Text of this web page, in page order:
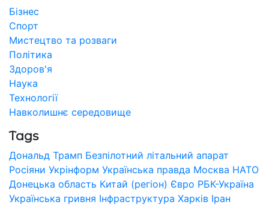
Бізнес
Спорт
Мистецтво та розваги
Політика
Здоров'я
Наука
Технології
Навколишнє середовище
Tags
Дональд Трамп Безпілотний літальний апарат
Росіяни Укрінформ Українська правда Москва НАТО
Донецька область Китай (регіон) Євро РБК-Україна
Українська гривня Інфраструктура Харків Іран